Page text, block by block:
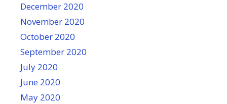
December 2020
November 2020
October 2020
September 2020
July 2020
June 2020
May 2020